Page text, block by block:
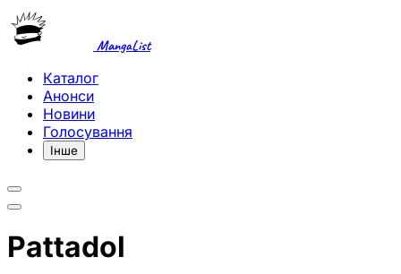
MangaList
Каталог
Анонси
Новини
Голосування
Інше
Pattadol